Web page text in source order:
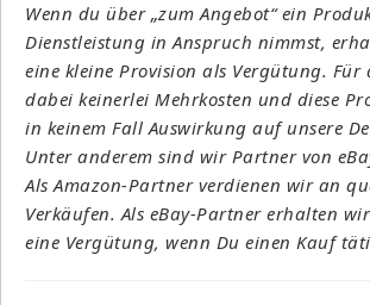
Wenn du über „zum Angebot“ ein
Dienstleistung in Anspruch nimmst,
eine kleine Provision als Vergütung. Für
dabei keinerlei Mehrkosten und diese
in keinem Fall Auswirkung auf unsere
Unter anderem sind wir Partner von
Als Amazon-Partner verdienen wir an
Verkäufen. Als eBay-Partner erhalten
eine Vergütung, wenn Du einen Kauf